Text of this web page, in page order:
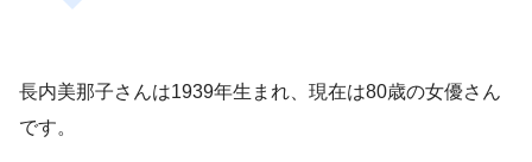
長内美那子さんは1939年生まれ、現在は80歳の女優さん
です。